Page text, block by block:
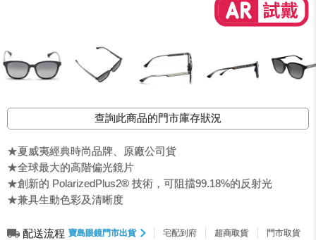
查詢此商品的門市庫存狀況
★夏威夷經典時尚品牌、原廠公司貨
★全球最大的高階偏光鏡片
★創新的 PolarizedPlus2® 技術，可阻擋99.18%的反射光
★兼具生動色彩及清晰度
配送流程 寶島眼鏡門市出貨 宅配到府 超商取貨 門市取貨